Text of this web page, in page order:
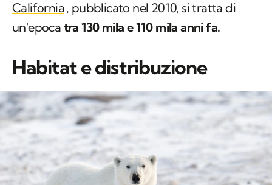
California, pubblicato nel 2010, si tratta di
un'epoca tra 130 mila e 110 mila anni fa.
Habitat e distribuzione